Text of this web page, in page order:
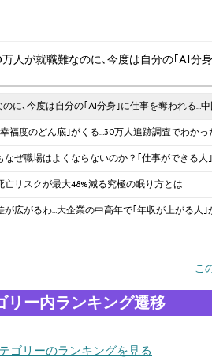
に､今度は自分の｢AI分身｣に仕事を奪われる…中
福度のどん底｣がくる…30万人追跡調査でわか
ぜ職場はよくならないのか？｢仕事ができる人
リスクが最大48%減る究極の眠り方とは
広がるわ…大企業の中高年で｢年収が上がる人｣
こ
リー内ランキング遷移
ゴリーのランキングを見る